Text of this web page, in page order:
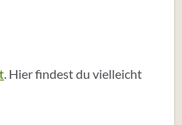
. Hier findest du vielleicht